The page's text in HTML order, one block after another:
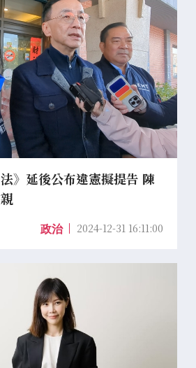
》延後公布違憲擬提告 陳
政治 2024-12-31 16:11:00